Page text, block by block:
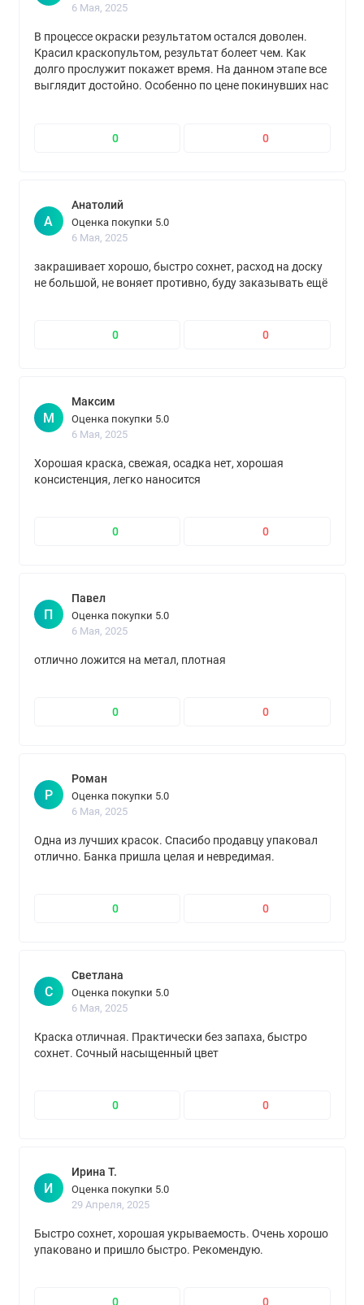
6 Мая, 2025
В процессе окраски результатом остался доволен.
Красил краскопультом, результат болеет чем. Как
долго прослужит покажет время. На данном этапе все
выглядит достойно. Особенно по цене покинувших нас
0 0
А
Анатолий
Оценка покупки 5.0
6 Мая, 2025
закрашивает хорошо, быстро сохнет, расход на доску
не большой, не воняет противно, буду заказывать ещё
0 0
М
Максим
Оценка покупки 5.0
6 Мая, 2025
Хорошая краска, свежая, осадка нет, хорошая
консистенция, легко наносится
0 0
П
Павел
Оценка покупки 5.0
6 Мая, 2025
отлично ложится на метал, плотная
0 0
Р
Роман
Оценка покупки 5.0
6 Мая, 2025
Одна из лучших красок. Спасибо продавцу упаковал
отлично. Банка пришла целая и невредимая.
0 0
С
Светлана
Оценка покупки 5.0
6 Мая, 2025
Краска отличная. Практически без запаха, быстро
сохнет. Сочный насыщенный цвет
0 0
И
Ирина Т.
Оценка покупки 5.0
29 Апреля, 2025
Быстро сохнет, хорошая укрываемость. Очень хорошо
упаковано и пришло быстро. Рекомендую.
0 0